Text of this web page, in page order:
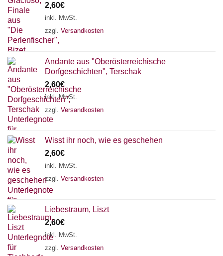
2,60€
inkl. MwSt.
zzgl. Versandkosten
Andante aus "Oberösterreichische
Dorfgeschichten", Terschak
2,60€
inkl. MwSt.
zzgl. Versandkosten
Wisst ihr noch, wie es geschehen
2,60€
inkl. MwSt.
zzgl. Versandkosten
Liebestraum, Liszt
2,60€
inkl. MwSt.
zzgl. Versandkosten